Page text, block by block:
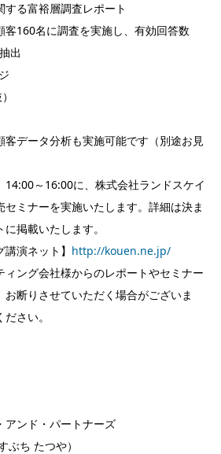
る富裕層調査レポート
客160名に調査を実施し、有効回答数
出
客データ分析も実施可能です（別途お見
14:00～16:00に、株式会社ランドスケイ
ミナーを実施いたします。詳細は決ま
掲載いたします。
演ネット】 http://kouen.ne.jp/
ィング会社様からのレポートやセミナー
断りさせていただく場合がございま
さい。
アンド・パートナーズ
ぶち たつや）